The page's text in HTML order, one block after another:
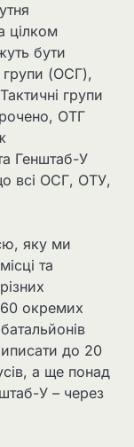
цілком
бути
групи (ОСГ),
групи
ОТГ
Генштаб-У
всі ОСГ, ОТУ,
яку ми
та
окремих
до 20
а ще понад
У – через